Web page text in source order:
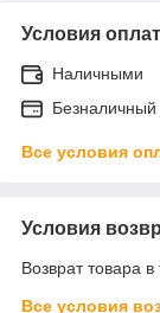
Условия
Наличными
Безналичный
Все условия
Условия
Возврат товара
Все условия